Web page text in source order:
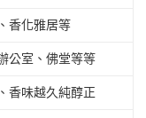
香化雅居等
公室、佛堂等等
香味越久純醇正